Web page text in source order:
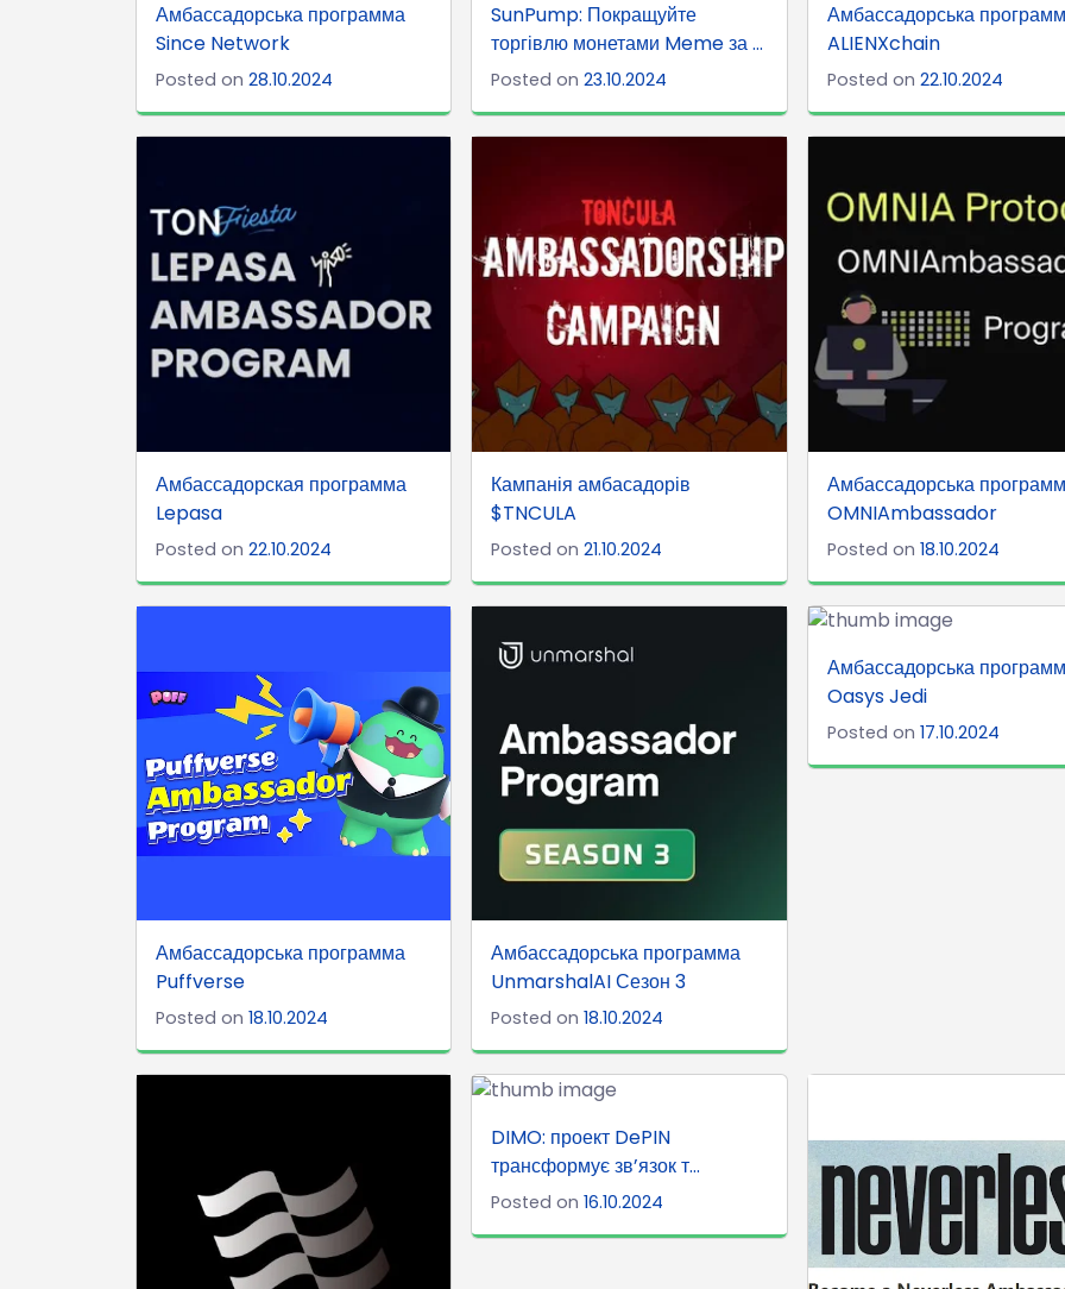
Амбассадорська программа
Since Network
Posted on 28.10.2024
SunPump: Покращуйте
торгівлю монетами Meme за ...
Posted on23.10.2024
Амбассадорська
ALIENXchain
Posted on 22.10.2024
Амбассадорская программа
Lepasa
Posted on 22.10.2024
Кампанія амбасадорів
$TNCULA
Posted on21.10.2024
Амбассадорська
OMNIAmbassador
Posted on 18.10.2024
Амбассадорська программа
Puffverse
Posted on 18.10.2024
Амбассадорська программа
UnmarshalAI Сезон 3
Posted on18.10.2024
Амбассадорська
Oasys Jedi
Posted on 17.10.2024
DIMO: проект DePIN
трансформує зв’язок т...
Posted on16.10.2024